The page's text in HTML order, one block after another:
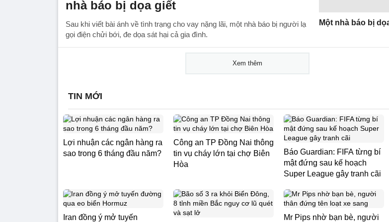
nhà báo bị dọa giết
Sau khi viết bài ánh về tình trạng cho vay nặng lãi, một nhà báo bị người lạ
gọi điện chửi bới, đe dọa sát hại cả gia đình.
Một nhà báo bị
Xem thêm
TIN MỚI
Lợi nhuận các ngân hàng ra
sao trong 6 tháng đầu năm?
Công an TP Đồng Nai thông
tin vụ cháy lớn tại chợ Biên
Hòa
Báo Guardian: FIFA từng bí
mật đứng sau kế hoạch
Super League gây tranh cãi
Iran đồng ý mở tuyến
Mr Pips nhờ bạn bè, người